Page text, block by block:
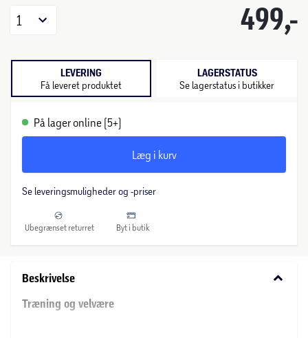
499,-
1
LEVERING
Få leveret produktet
LAGERSTATUS
Se lagerstatus i butikker
På lager online (5+)
Læg i kurv
Se leveringsmuligheder og -priser
Ubegrænset returret Byt i butik
Beskrivelse keyboard_arrow_down
Træning og velvære